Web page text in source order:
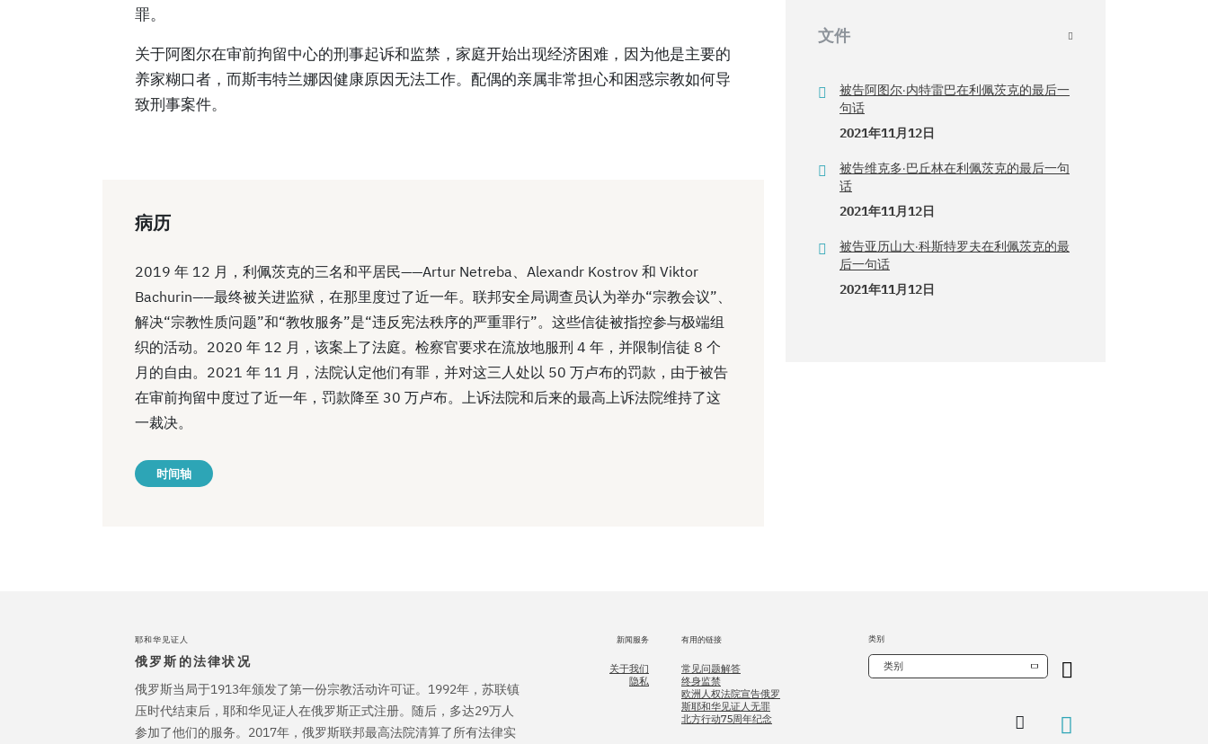
罪。
关于阿图尔在审前拘留中心的刑事起诉和监禁，家庭开始出现经济困难，因为他是主要的
养家糊口者，而斯韦特兰娜因健康原因无法工作。配偶的亲属非常担心和困惑宗教如何导
致刑事案件。
病历
2019 年 12 月，利佩茨克的三名和平居民——Artur Netreba、Alexandr Kostrov 和 Viktor
Bachurin——最终被关进监狱，在那里度过了近一年。联邦安全局调查员认为举办“宗教会议”、
解决“宗教性质问题”和“教牧服务”是“违反宪法秩序的严重罪行”。这些信徒被指控参与极端组
织的活动。2020 年 12 月，该案上了法庭。检察官要求在流放地服刑 4 年，并限制信徒 8 个
月的自由。2021 年 11 月，法院认定他们有罪，并对这三人处以 50 万卢布的罚款，由于被告
在审前拘留中度过了近一年，罚款降至 30 万卢布。上诉法院和后来的最高上诉法院维持了这
一裁决。
时间轴
文件
被告阿图尔·内特雷巴在利佩茨克的最后一
句话
2021年11月12日
被告维克多·巴丘林在利佩茨克的最后一句
话
2021年11月12日
被告亚历山大·科斯特罗夫在利佩茨克的最
后一句话
2021年11月12日
耶和华见证人
俄罗斯的法律状况
俄罗斯当局于1913年颁发了第一份宗教活动许可证。1992年，苏联镇
压时代结束后，耶和华见证人在俄罗斯正式注册。随后，多达29万人
参加了他们的服务。2017年，俄罗斯联邦最高法院清算了所有法律实
新闻服务
关于我们
隐私
有用的链接
常见问题解答
终身监禁
欧洲人权法院宣告俄罗
斯耶和华见证人无罪
北方行动75周年纪念
类别
类别